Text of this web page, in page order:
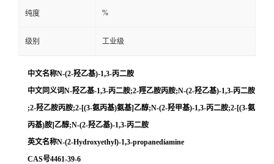
纯度 %
级别 工业级
中文名称N-(2-羟乙基)-1,3-丙二胺
中文同义词N-羟乙基-1,3-丙二胺;2-羥乙胺丙胺;N-(2-羟乙基)-1,3-丙二胺
;2-羟乙胺丙胺;2-[(3-氨丙基)氨基]乙醇;N-(2-羟甲基)-1,3-丙二胺;2-[(3-氨
丙基)胺]乙醇;N-(2-羟乙基)-1,3-丙二胺
英文名称N-(2-Hydroxyethyl)-1,3-propanediamine
CAS号4461-39-6